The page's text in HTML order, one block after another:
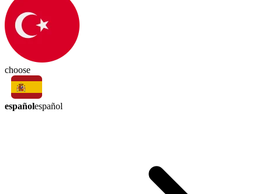
choose
españolespañol